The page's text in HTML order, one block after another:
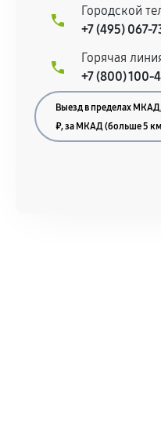
Городской
+7 (495) 067-
Горячая
+7 (800) 100-
Выезд в пределах
₽, за МКАД (больше 5